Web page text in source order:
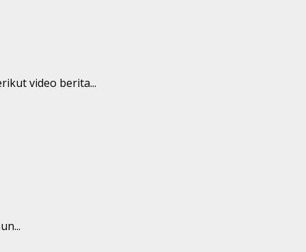
video berita...